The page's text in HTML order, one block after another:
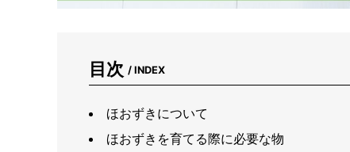
目次 / INDEX
ほおずきについて
ほおずきを育てる際に必要な物